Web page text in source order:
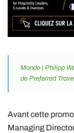
Monde | Philipp
de Preferred
Avant cette
Managing